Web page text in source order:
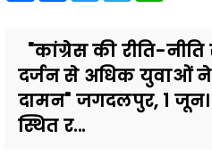
"कांग्रेस की रीति-नीति
दर्जन से अधिक युवाओं ने
दामन" जगदलपुर, 1
स्थित र...